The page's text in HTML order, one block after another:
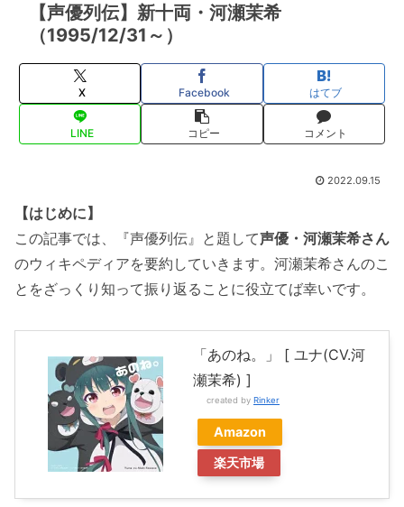
【声優列伝】新十両・河瀬茉希
（1995/12/31～）
X Facebook はてブ
LINE コピー コメント
2022.09.15
【はじめに】
この記事では、『声優列伝』と題して声優・河瀬茉希さん
のウィキペディアを要約していきます。河瀬茉希さんのこ
とをざっくり知って振り返ることに役立てば幸いです。
「あのね。」 [ ユナ(CV.河
瀬茉希) ]
created by Rinker
Amazon
楽天市場